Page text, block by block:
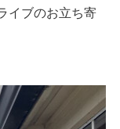
イブのお立ち寄